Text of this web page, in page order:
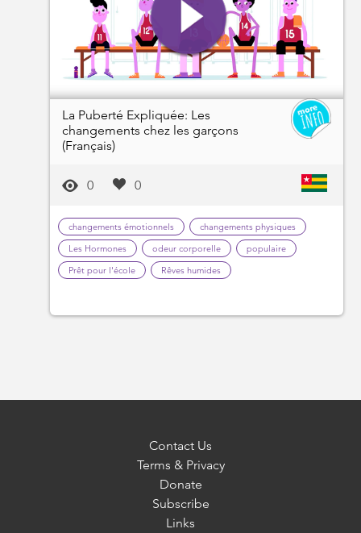
La Puberté Expliquée: Les
changements chez les garçons
(Français)
0 0
changements émotionnels
changements physiques
Les Hormones
odeur corporelle
populaire
Prêt pour l'école
Rêves humides
Contact Us
Terms & Privacy
Donate
Subscribe
Links